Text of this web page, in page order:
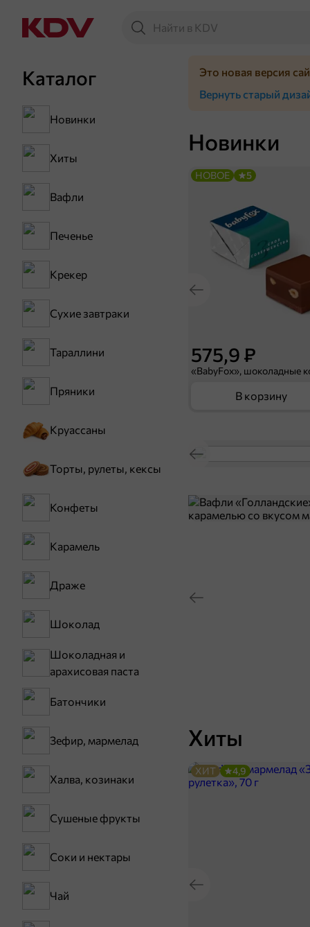
Каталог
Новинки
Хиты
Вафли
Печенье
Крекер
Сухие завтраки
Тараллини
Пряники
Круассаны
Торты, рулеты, кексы
Конфеты
Карамель
Драже
Шоколад
Шоколадная и
арахисовая паста
Батончики
Зефир, мармелад
Халва, козинаки
Сушеные фрукты
Соки и нектары
Чай
Новинки
575,9 ₽
НОВОЕ 5
В корзину
Хиты
ХИТ 4,9
Это новая версия
Вернуть старый